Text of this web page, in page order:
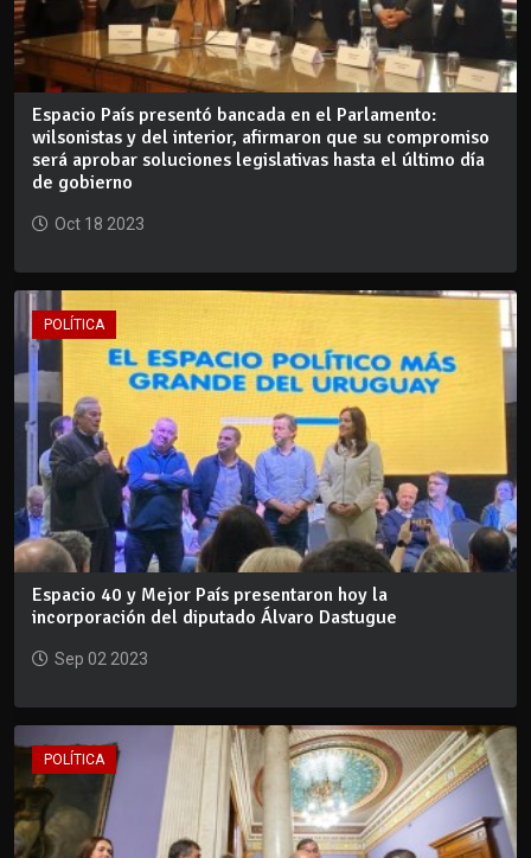
Espacio País presentó bancada en el Parlamento:
wilsonistas y del interior, afirmaron que su compromiso
será aprobar soluciones legislativas hasta el último día
de gobierno
Oct 18 2023
POLÍTICA
Espacio 40 y Mejor País presentaron hoy la
incorporación del diputado Álvaro Dastugue
Sep 02 2023
POLÍTICA